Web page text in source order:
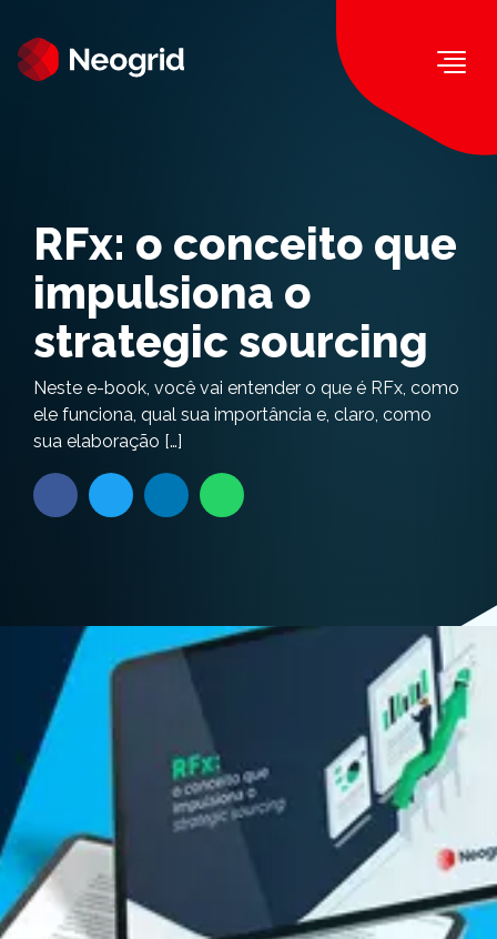
RFx: o conceito que
impulsiona o
strategic sourcing
Neste e-book, você vai entender o que é RFx, como
ele funciona, qual sua importância e, claro, como
sua elaboração […]